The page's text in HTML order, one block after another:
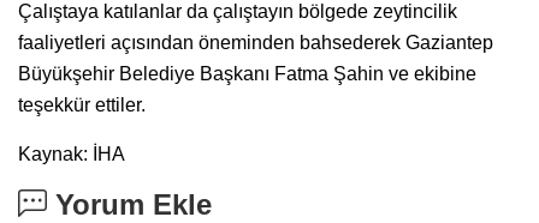
Çalıştaya katılanlar da çalıştayın bölgede zeytincilik
faaliyetleri açısından öneminden bahsederek Gaziantep
Büyükşehir Belediye Başkanı Fatma Şahin ve ekibine
teşekkür ettiler.
Kaynak: İHA
Yorum Ekle